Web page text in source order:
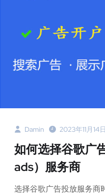
Damin 2023年11月14日
如何选择谷歌广
ads）服务商
选择谷歌广告投放服务商